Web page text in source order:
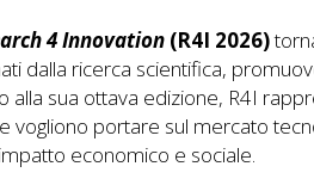
4 Innovation (R4I 2026)
dalla ricerca scientifica,
alla sua ottava edizione, R4I
vogliono portare sul mercato
economico e sociale.